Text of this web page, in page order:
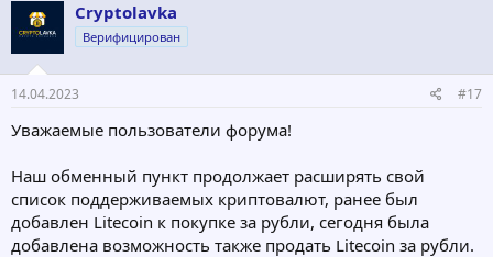
Cryptolavka
Верифицирован
14.04.2023 #17
Уважаемые пользователи форума!
Наш обменный пункт продолжает расширять свой
список поддерживаемых криптовалют, ранее был
добавлен Litecoin к покупке за рубли, сегодня была
добавлена возможность также продать Litecoin за рубли.